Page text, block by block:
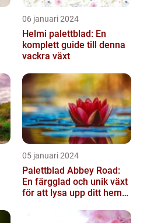
06 januari 2024
Helmi palettblad: En
komplett guide till denna
vackra växt
05 januari 2024
Palettblad Abbey Road:
En färgglad och unik växt
för att lysa upp ditt hem